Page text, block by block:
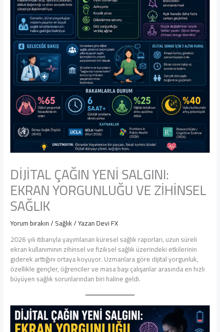
DİJİTAL ÇAĞIN YENİ SALGINI:
EKRAN YORGUNLUĞU VE ZİHİNSEL
SAĞLIK
Yorum bırakın/Sağlık/ YazanDevi FX
2026 yılı itibarıyla yayımlanan küresel sağlık raporları, uzun süreli
ekran kullanımının zihinsel ve fiziksel sağlık üzerindeki etkilerinin
giderek arttığını ortaya koyuyor. Uzmanlara göre dijital yorgunluk,
özellikle gençler, öğrenciler ve masa başı çalışanlar arasında en hızlı
büyüyen sağlık sorunlarından biri haline geldi.